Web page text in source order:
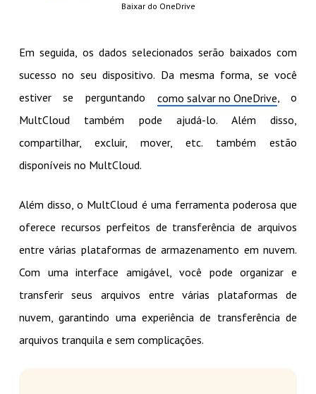
Baixar do OneDrive
Em seguida, os dados selecionados serão baixados com
sucesso no seu dispositivo. Da mesma forma, se você
estiver se perguntando como salvar no OneDrive, o
MultCloud também pode ajudá-lo. Além disso,
compartilhar, excluir, mover, etc. também estão
disponíveis no MultCloud.
Além disso, o MultCloud é uma ferramenta poderosa que
oferece recursos perfeitos de transferência de arquivos
entre várias plataformas de armazenamento em nuvem.
Com uma interface amigável, você pode organizar e
transferir seus arquivos entre várias plataformas de
nuvem, garantindo uma experiência de transferência de
arquivos tranquila e sem complicações.